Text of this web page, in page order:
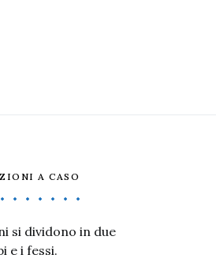
A CASO
si dividono in due
e i fessi.